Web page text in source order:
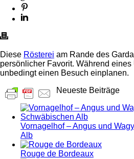
Diese Rösterei am Rande des
persönlicher Favorit. Während
unbedingt einen Besuch einplanen.
Neueste Beiträge
Vornagelhof – Angus und
Alb
Rouge de Bordeaux